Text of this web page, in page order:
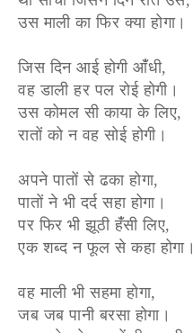
उस माली का फिर क्या होगा।
जिस दिन आई होगी आंँधी,
वह डाली हर पल रोई होगी।
उस कोमल सी काया के लिए,
रातों को न वह सोई होगी।
अपने पातों से ढका होगा,
पातों ने भी दर्द सहा होगा।
पर फिर भी झूठी हंँसी लिए,
एक शब्द न फूल से कहा होगा।
वह माली भी सहमा होगा,
जब जब पानी बरसा होगा।